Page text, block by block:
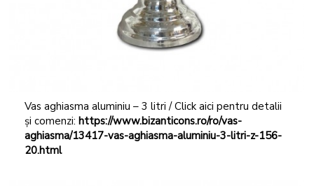
Vas aghiasma aluminiu – 3 litri / Click aici pentru detalii
și comenzi: https://www.bizanticons.ro/ro/vas-
aghiasma/13417-vas-aghiasma-aluminiu-3-litri-z-156-
20.html